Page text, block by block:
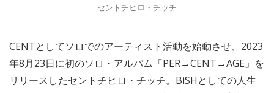
セントチヒロ・チッチ
CENTとしてソロでのアーティスト活動を始動させ、2023
年8月23日に初のソロ・アルバム「PER→CENT→AGE」を
リリースしたセントチヒロ・チッチ。BiSHとしての人生